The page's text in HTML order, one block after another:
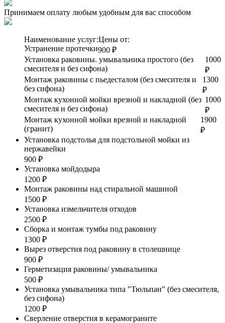
Принимаем оплату любым удобным для вас способом
Наименование услуг:Цены от:
Устранение протечки900 ₽
Установка раковины. умывальника простого (без
смесителя и без сифона)
1000
₽
Монтаж раковины с пьедесталом (без смесителя и
без сифона)
1300
₽
Монтаж кухонной мойки врезной и накладной (без
смесителя и без сифона)
1000
₽
Монтаж кухонной мойки врезной и накладной
(гранит)
1900
₽
Установка подстолья для подстольной мойки из
нержавейки
900 ₽
Установка мойдодыра
1200 ₽
Монтаж раковины над стиральной машиной
1500 ₽
Установка измельчителя отходов
2500 ₽
Сборка и монтаж тумбы под раковину
1300 ₽
Вырез отверстия под раковину в столешнице
900 ₽
Герметизация раковины/ умывальника
500 ₽
Установка умывальника типа "Тюльпан" (без смесителя,
без сифона)
1200 ₽
Сверление отверстия в керамограните